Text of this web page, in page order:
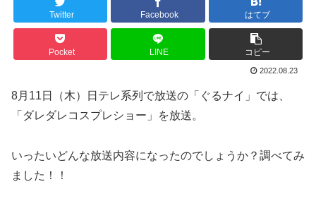
Twitter Facebook はてブ
Pocket LINE コピー
2022.08.23
8月11日（木）日テレ系列で放送の「ぐるナイ」では、
「ダレダレコスプレショー」を放送。
いったいどんな放送内容になったのでしょうか？調べてみ
ました！！